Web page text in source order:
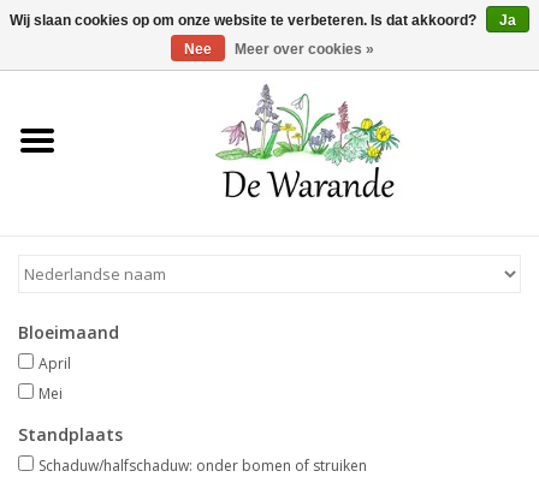
Winkelwagen >0 Artikelen - €0,00
Home
Voorjaarsbloeiers
Zomerbloeiers
Herfstbloeiers
Bloeimaand
April
Mei
Standplaats
Schaduw/halfschaduw: onder bomen of struiken
Wij slaan cookies op om onze website te verbeteren. Is dat akkoord?
Ja
Nee
Meer over cookies »